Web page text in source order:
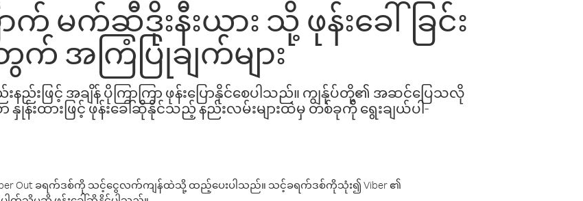
ာက် မက်ဆီဒိုးနီးယား သို့ ဖုန်းခေါ်ခြင်း
အကြံပြုချက်များ
းဖြင့် အချိန် ပိုကြာကြာ ဖုန်းပြောနိုင်စေပါသည်။ ကျွန်ုပ်တို့၏ အဆင်ပြေသလို
န်းထားဖြင့် ဖုန်းခေါ်ဆိုနိုင်သည့် နည်းလမ်းများထဲမှ တစ်ခုကို ရွေးချယ်ပါ-
Out ခရက်ဒစ်ကို သင့်ငွေလက်ကျန်ထဲသို့ ထည့်ပေးပါသည်။ သင့်ခရက်ဒစ်ကိုသုံး၍ Viber ၏